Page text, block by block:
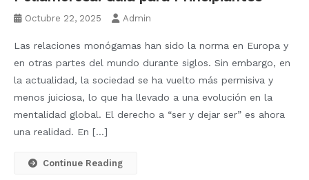
Octubre 22, 2025 Admin
Las relaciones monógamas han sido la norma en Europa y
en otras partes del mundo durante siglos. Sin embargo, en
la actualidad, la sociedad se ha vuelto más permisiva y
menos juiciosa, lo que ha llevado a una evolución en la
mentalidad global. El derecho a “ser y dejar ser” es ahora
una realidad. En […]
Continue Reading